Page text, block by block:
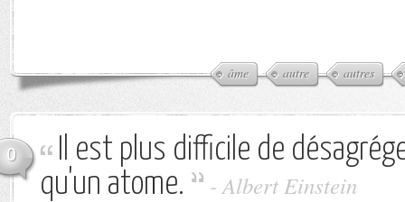
âme autre autres
0
Il est plus difficile de
qu'un atome.
-Albert Einstein